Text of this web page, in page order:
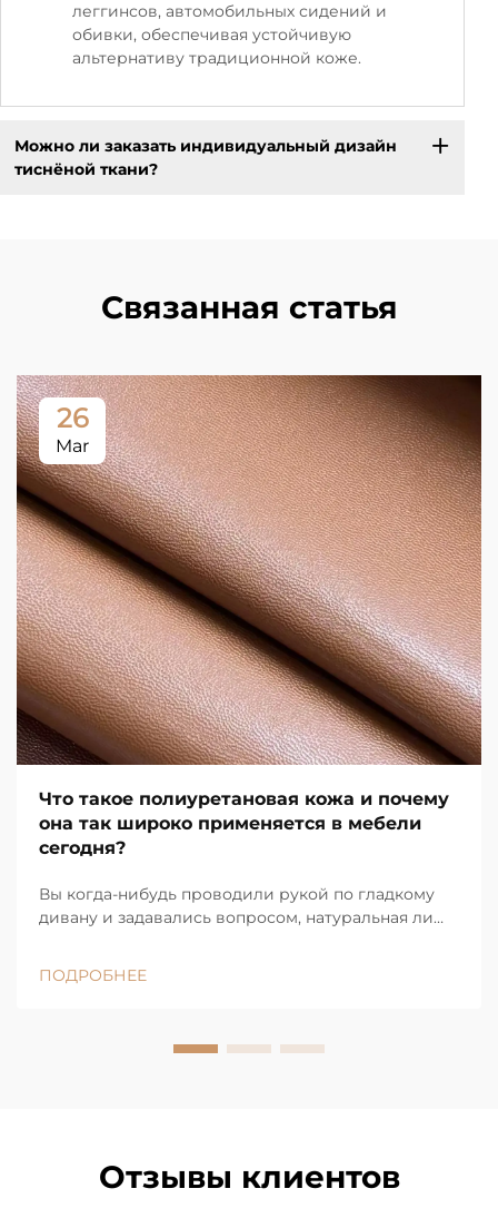
леггинсов, автомобильных сидений и
обивки, обеспечивая устойчивую
альтернативу традиционной коже.
Можно ли заказать индивидуальный дизайн
тиснёной ткани?
Связанная статья
26
Mar
Что такое полиуретановая кожа и почему
она так широко применяется в мебели
сегодня?
Вы когда-нибудь проводили рукой по гладкому
дивану и задавались вопросом, натуральная ли
повсюду: от модных диванов для квартир до
ПОДРОБНЕЕ
Отзывы клиентов